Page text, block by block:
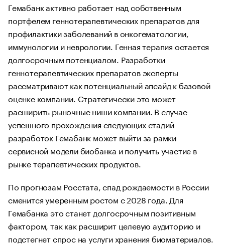
Гемабанк активно работает над собственным
портфелем геннотерапевтических препаратов для
профилактики заболеваний в онкогематологии,
иммунологии и неврологии. Генная терапия остается
долгосрочным потенциалом. Разработки
геннотерапевтических препаратов эксперты
рассматривают как потенциальный апсайд к базовой
оценке компании. Стратегически это может
расширить рыночные ниши компании. В случае
успешного прохождения следующих стадий
разработок Гемабанк может выйти за рамки
сервисной модели биобанка и получить участие в
рынке терапевтических продуктов.
По прогнозам Росстата, спад рождаемости в России
сменится умеренным ростом с 2028 года. Для
Гемабанка это станет долгосрочным позитивным
фактором, так как расширит целевую аудиторию и
подстегнет спрос на услуги хранения биоматериалов.